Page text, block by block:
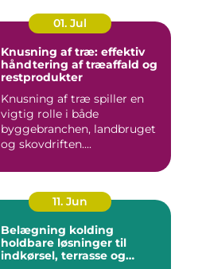
01. Jul
Knusning af træ: effektiv
håndtering af træaffald og
restprodukter
Knusning af træ spiller en
vigtig rolle i både
byggebranchen, landbruget
og skovdriften....
11. Jun
Belægning kolding
holdbare løsninger til
indkørsel, terrasse og